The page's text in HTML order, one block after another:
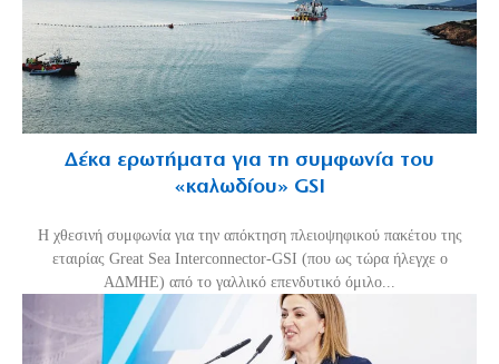
Δέκα ερωτήματα για τη συμφωνία του
«καλωδίου» GSI
Η χθεσινή συμφωνία για την απόκτηση πλειοψηφικού πακέτου της
εταιρίας Great Sea Interconnector-GSI (που ως τώρα ήλεγχε ο
ΑΔΜΗΕ) από το γαλλικό επενδυτικό όμιλο...